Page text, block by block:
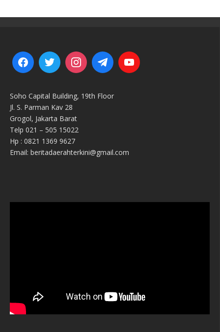
Soho Capital Building, 19th Floor
Jl. S. Parman Kav 28
Grogol, Jakarta Barat
Telp 021 – 505 15022
Hp : 0821 1369 9627
Email: beritadaerahterkini@gmail.com